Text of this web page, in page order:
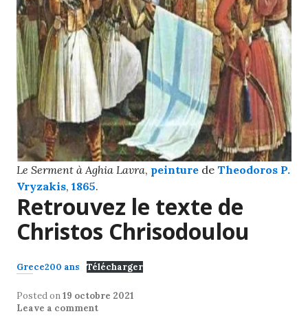
Le Serment à Aghia Lavra, peinture de Theodoros P.
Vryzakis, 1865.
Retrouvez le texte de
Christos Chrisodoulou
Grece200 ans Télécharger
Posted on19 octobre 2021
Leave a comment